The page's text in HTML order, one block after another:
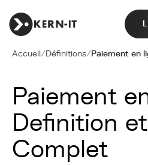
Accueil/Définitions/Paiement en
Paiement
Definition
Complet